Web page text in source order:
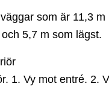
som är 11,3
5,7 m som lägst.
1. Vy mot entré. 2.